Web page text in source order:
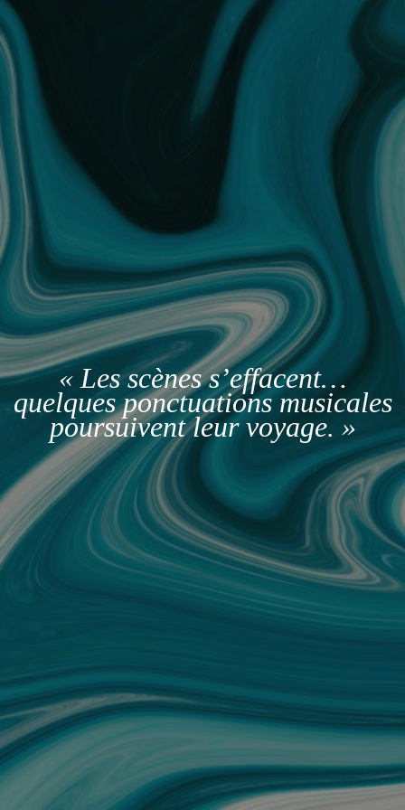
« Les scènes s’effacent…
quelques ponctuations musicales
poursuivent leur voyage. »